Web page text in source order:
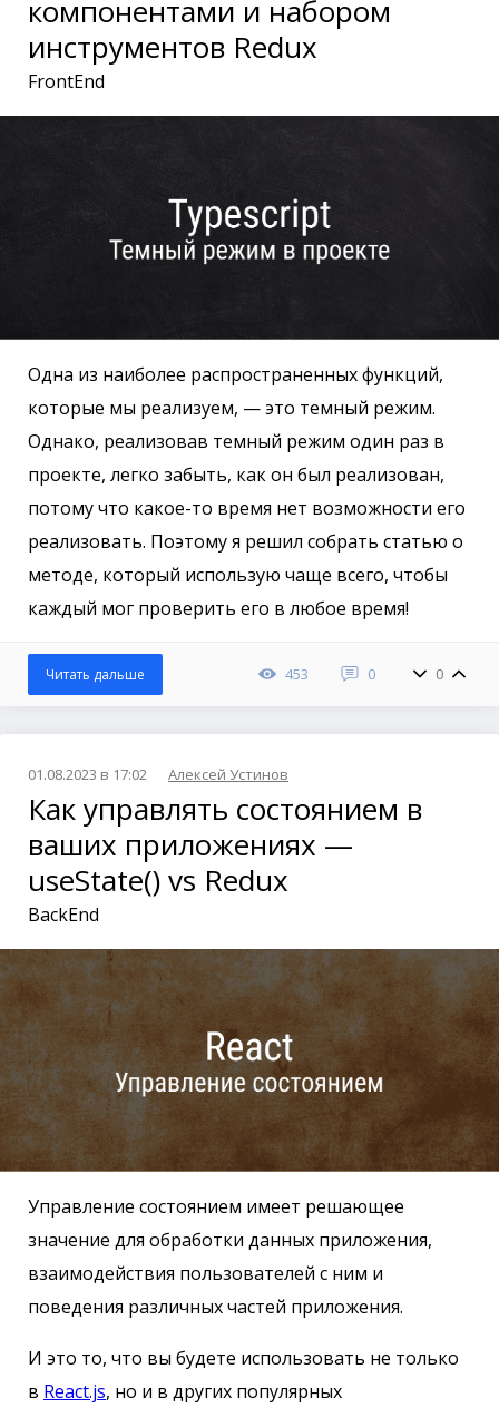
компонентами и набором
инструментов Redux
FrontEnd
Одна из наиболее распространенных функций,
которые мы реализуем, — это темный режим.
Однако, реализовав темный режим один раз в
проекте, легко забыть, как он был реализован,
потому что какое-то время нет возможности его
реализовать. Поэтому я решил собрать статью о
методе, который использую чаще всего, чтобы
каждый мог проверить его в любое время!
453 0 0
Читать дальше
01.08.2023 в 17:02 Алексей Устинов
Как управлять состоянием в
ваших приложениях —
useState() vs Redux
BackEnd
Управление состоянием имеет решающее
значение для обработки данных приложения,
взаимодействия пользователей с ним и
поведения различных частей приложения.
И это то, что вы будете использовать не только
в React.js, но и в других популярных